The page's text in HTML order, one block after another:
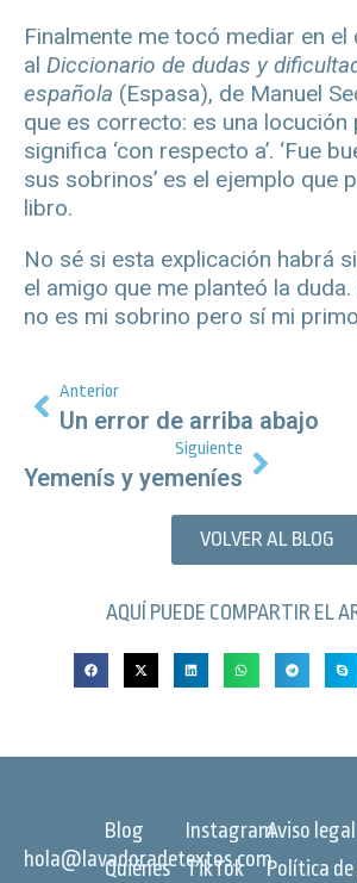
Finalmente me tocó mediar en el
al Diccionario de dudas y
española (Espasa), de Manuel
que es correcto: es una locución
significa ‘con respecto a’. ‘Fue
sus sobrinos’ es el ejemplo que
libro.
No sé si esta explicación habrá
el amigo que me planteó la
no es mi sobrino pero sí mi
Anterior
Un error de arriba abajo
Siguiente
Yemenís y yemeníes
VOLVER AL BLOG
AQUÍ PUEDE COMPARTIR EL
hola@lavadoradetextos.com
Blog
Quiénes
Instagram
TikTok
Aviso legal
Política